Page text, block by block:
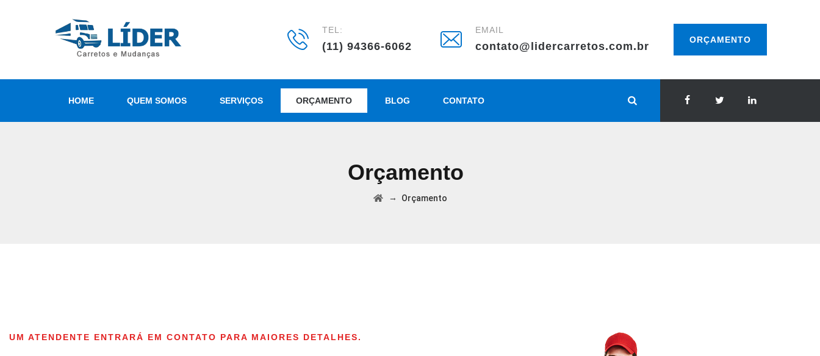
TEL:
(11) 94366-6062
EMAIL
contato@lidercarretos.com.br
ORÇAMENTO
HOME QUEM SOMOS SERVIÇOS ORÇAMENTO BLOG CONTATO
Orçamento
→ Orçamento
UM ATENDENTE ENTRARÁ EM CONTATO PARA MAIORES DETALHES.